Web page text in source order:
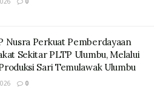
Nusra Perkuat Pemberdayaan
Sekitar PLTP Ulumbu, Melalui
Sari Temulawak Ulumbu
0